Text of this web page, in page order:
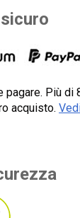
pagare. Più di
acquisto.